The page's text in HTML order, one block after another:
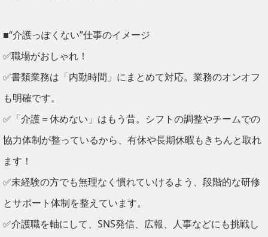
■“介護っぽくない”仕事のイメージ
✅職場がおしゃれ！
✅書類業務は「内勤時間」にまとめて対応。業務のオンオフ
も明確です。
✅「介護＝休めない」はもう昔。シフトの調整やチームでの
協力体制が整っているから、有休や長期休暇もきちんと取れ
ます！
✅未経験の方でも無理なく慣れていけるよう、段階的な研修
とサポート体制を整えています。
✅介護職を軸にして、SNS発信、広報、人事などにも挑戦し